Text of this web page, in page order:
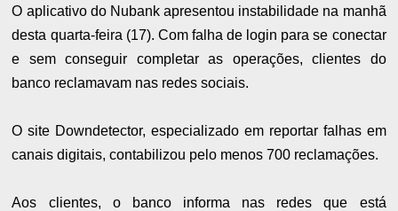
O aplicativo do Nubank apresentou instabilidade na manhã
desta quarta-feira (17). Com falha de login para se conectar
e sem conseguir completar as operações, clientes do
banco reclamavam nas redes sociais.
O site Downdetector, especializado em reportar falhas em
canais digitais, contabilizou pelo menos 700 reclamações.
Aos clientes, o banco informa nas redes que está